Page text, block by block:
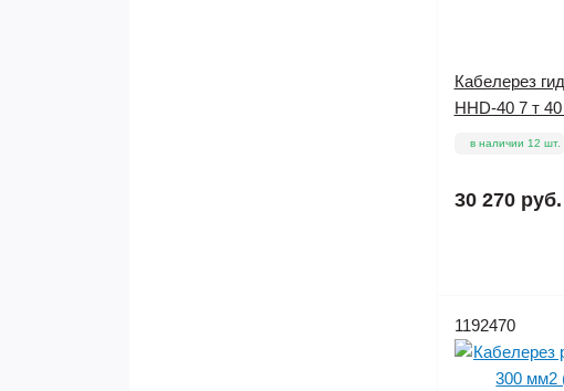
Кабелерез
HHD-40 7 т
в наличии 12 шт.
30 270 руб.
1192470